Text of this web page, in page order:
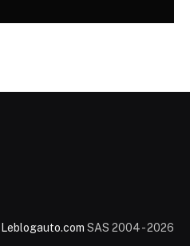
Leblogauto.com SAS 2004 - 2026